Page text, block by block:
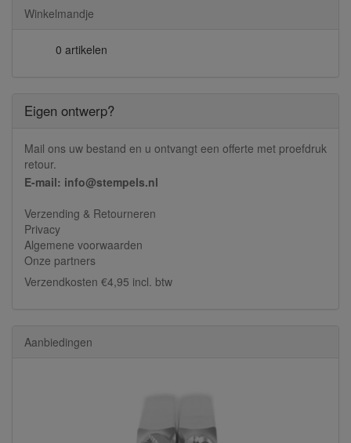
Winkelmandje
0 artikelen
Eigen ontwerp?
Mail ons uw bestand en u ontvangt een offerte met proefdruk
retour.
E-mail: info@stempels.nl
Verzending & Retourneren
Privacy
Algemene voorwaarden
Onze partners
Verzendkosten €4,95 incl. btw
Aanbiedingen